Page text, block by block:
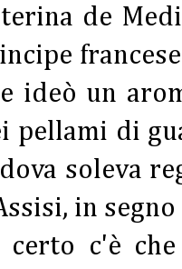
de
ideò un
pellami di
soleva
in
certo c'è